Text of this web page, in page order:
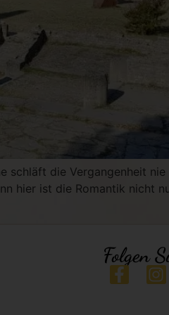
schläft die Vergangenheit
hier ist die Romantik nicht
Folgen